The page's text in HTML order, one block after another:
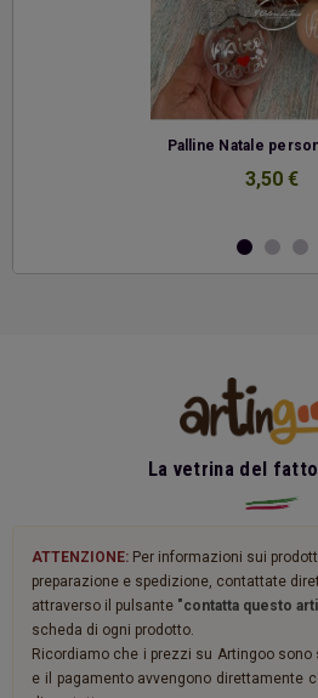
Palline Natale
3,50 €
La vetrina del fatto
ATTENZIONE: Per informazioni sui
preparazione e spedizione, contattate
attraverso il pulsante "contatta questo
scheda di ogni prodotto.
Ricordiamo che i prezzi su Artingoo sono
e il pagamento avvengono direttamente